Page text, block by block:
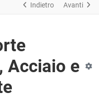
Indietro Avanti
Acciaio e